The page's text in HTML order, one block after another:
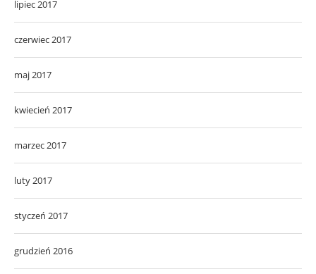
lipiec 2017
czerwiec 2017
maj 2017
kwiecień 2017
marzec 2017
luty 2017
styczeń 2017
grudzień 2016